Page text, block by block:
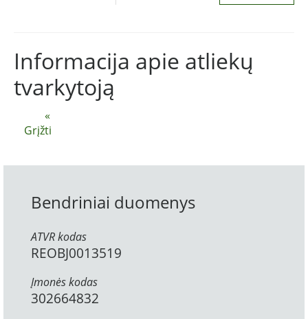
«
Grįžti
Informacija apie atliekų
tvarkytoją
Bendriniai duomenys
ATVR kodas
REOBJ0013519
Įmonės kodas
302664832